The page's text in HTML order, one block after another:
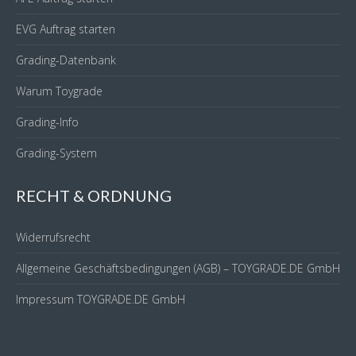
EVG Auftrag starten
Grading-Datenbank
Warum Toygrade
Grading-Info
Grading-System
RECHT & ORDNUNG
Widerrufsrecht
Allgemeine Geschäftsbedingungen (AGB) – TOYGRADE.DE GmbH
Impressum TOYGRADE.DE GmbH